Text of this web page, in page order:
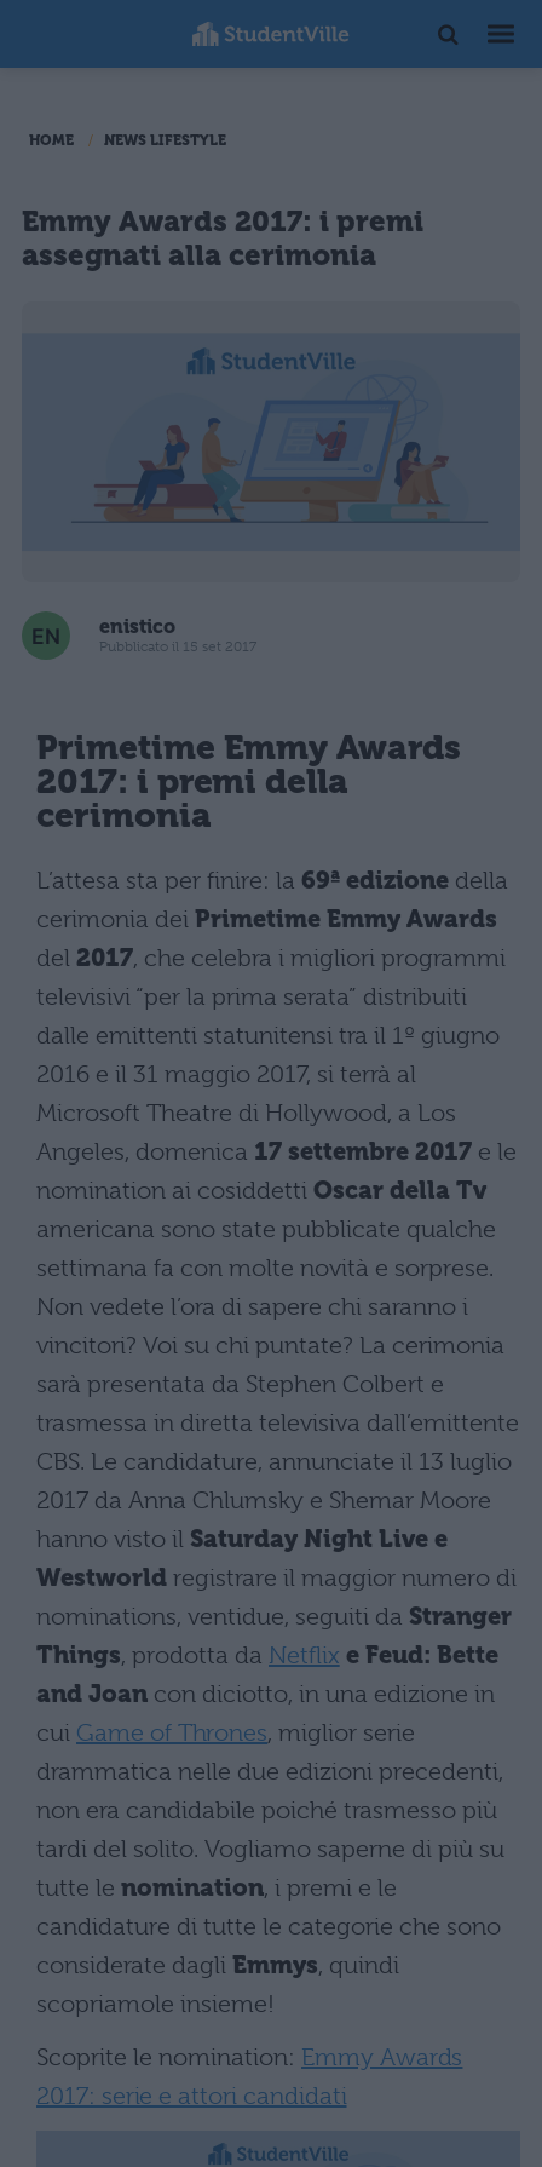
HOME NEWS LIFESTYLE
Emmy Awards 2017: i premi
assegnati alla cerimonia
enistico
Pubblicato il 15 set 2017
Primetime Emmy Awards
2017: i premi della
cerimonia
L’attesa sta per finire: la 69ª edizione della
cerimonia dei Primetime Emmy Awards
del 2017, che celebra i migliori programmi
televisivi “per la prima serata” distribuiti
dalle emittenti statunitensi tra il 1º giugno
2016 e il 31 maggio 2017, si terrà al
Microsoft Theatre di Hollywood, a Los
Angeles, domenica 17 settembre 2017 e le
nomination ai cosiddetti Oscar della Tv
americana sono state pubblicate qualche
settimana fa con molte novità e sorprese.
Non vedete l’ora di sapere chi saranno i
vincitori? Voi su chi puntate? La cerimonia
sarà presentata da Stephen Colbert e
trasmessa in diretta televisiva dall’emittente
CBS. Le candidature, annunciate il 13 luglio
2017 da Anna Chlumsky e Shemar Moore
hanno visto il Saturday Night Live e
Westworld registrare il maggior numero di
nominations, ventidue, seguiti da Stranger
Things, prodotta da Netflix e Feud: Bette
and Joan con diciotto, in una edizione in
cui Game of Thrones, miglior serie
drammatica nelle due edizioni precedenti,
non era candidabile poiché trasmesso più
tardi del solito. Vogliamo saperne di più su
tutte le nomination, i premi e le
candidature di tutte le categorie che sono
considerate dagli Emmys, quindi
scopriamole insieme!
Scoprite le nomination: Emmy Awards
2017: serie e attori candidati